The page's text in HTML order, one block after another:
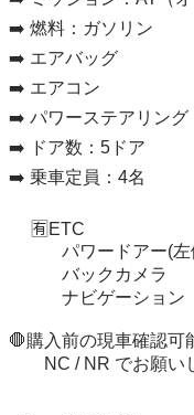
➡️ 燃料：ガソリン
➡️ エアバッグ
➡️ エアコン
➡️ パワーステアリング
➡️ ドア数：5ドア
➡️ 乗車定員：4名
パワードアー(左
バックカメラ
ナビゲーション
🛑購入前の現車確認可
NC / NR でお願い